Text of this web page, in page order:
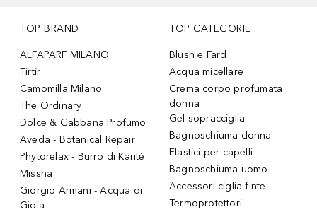
TOP BRAND
ALFAPARF MILANO
Tirtir
Camomilla Milano
The Ordinary
Dolce & Gabbana Profumo
Aveda - Botanical Repair
Phytorelax - Burro di Karitè
Missha
Giorgio Armani - Acqua di
Gioia
TOP CATEGORIE
Blush e Fard
Acqua micellare
Crema corpo profumata
donna
Gel sopracciglia
Bagnoschiuma donna
Elastici per capelli
Bagnoschiuma uomo
Accessori ciglia finte
Termoprotettori